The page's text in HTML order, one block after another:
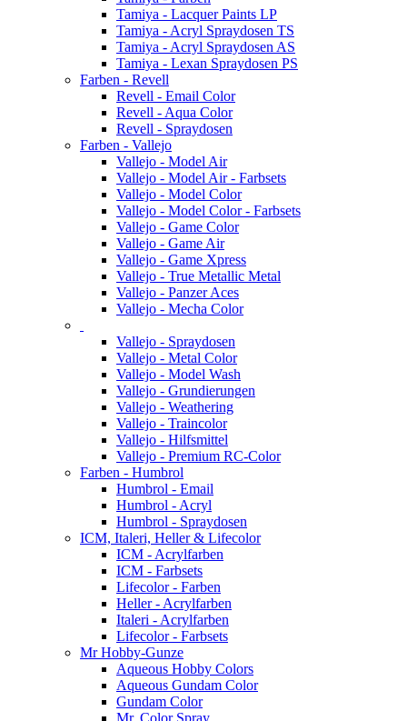
Tamiya - Lacquer Paints LP
Tamiya - Acryl Spraydosen TS
Tamiya - Acryl Spraydosen AS
Tamiya - Lexan Spraydosen PS
Farben - Revell
Revell - Email Color
Revell - Aqua Color
Revell - Spraydosen
Farben - Vallejo
Vallejo - Model Air
Vallejo - Model Air - Farbsets
Vallejo - Model Color
Vallejo - Model Color - Farbsets
Vallejo - Game Color
Vallejo - Game Air
Vallejo - Game Xpress
Vallejo - True Metallic Metal
Vallejo - Panzer Aces
Vallejo - Mecha Color
Vallejo - Spraydosen
Vallejo - Metal Color
Vallejo - Model Wash
Vallejo - Grundierungen
Vallejo - Weathering
Vallejo - Traincolor
Vallejo - Hilfsmittel
Vallejo - Premium RC-Color
Farben - Humbrol
Humbrol - Email
Humbrol - Acryl
Humbrol - Spraydosen
ICM, Italeri, Heller & Lifecolor
ICM - Acrylfarben
ICM - Farbsets
Lifecolor - Farben
Heller - Acrylfarben
Italeri - Acrylfarben
Lifecolor - Farbsets
Mr Hobby-Gunze
Aqueous Hobby Colors
Aqueous Gundam Color
Gundam Color
Mr. Color Spray